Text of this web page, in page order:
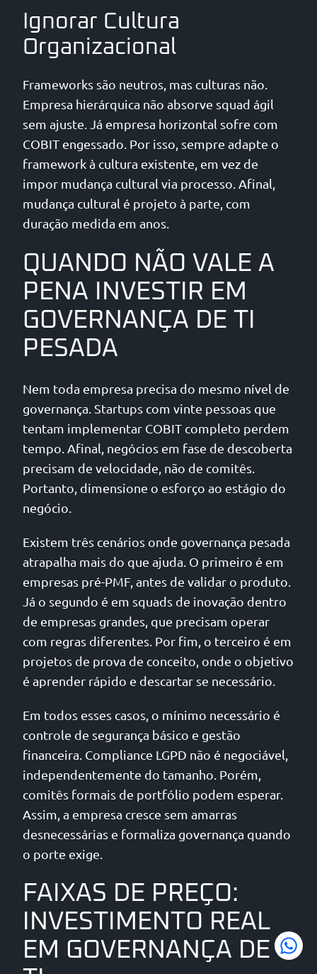
Ignorar Cultura
Organizacional
Frameworks são neutros, mas culturas não.
Empresa hierárquica não absorve squad ágil
sem ajuste. Já empresa horizontal sofre com
COBIT engessado. Por isso, sempre adapte o
framework à cultura existente, em vez de
impor mudança cultural via processo. Afinal,
mudança cultural é projeto à parte, com
duração medida em anos.
QUANDO NÃO VALE A
PENA INVESTIR EM
GOVERNANÇA DE TI
PESADA
Nem toda empresa precisa do mesmo nível de
governança. Startups com vinte pessoas que
tentam implementar COBIT completo perdem
tempo. Afinal, negócios em fase de descoberta
precisam de velocidade, não de comitês.
Portanto, dimensione o esforço ao estágio do
negócio.
Existem três cenários onde governança pesada
atrapalha mais do que ajuda. O primeiro é em
empresas pré-PMF, antes de validar o produto.
Já o segundo é em squads de inovação dentro
de empresas grandes, que precisam operar
com regras diferentes. Por fim, o terceiro é em
projetos de prova de conceito, onde o objetivo
é aprender rápido e descartar se necessário.
Em todos esses casos, o mínimo necessário é
controle de segurança básico e gestão
financeira. Compliance LGPD não é negociável,
independentemente do tamanho. Porém,
comitês formais de portfólio podem esperar.
Assim, a empresa cresce sem amarras
desnecessárias e formaliza governança quando
o porte exige.
FAIXAS DE PREÇO:
INVESTIMENTO REAL
EM GOVERNANÇA DE